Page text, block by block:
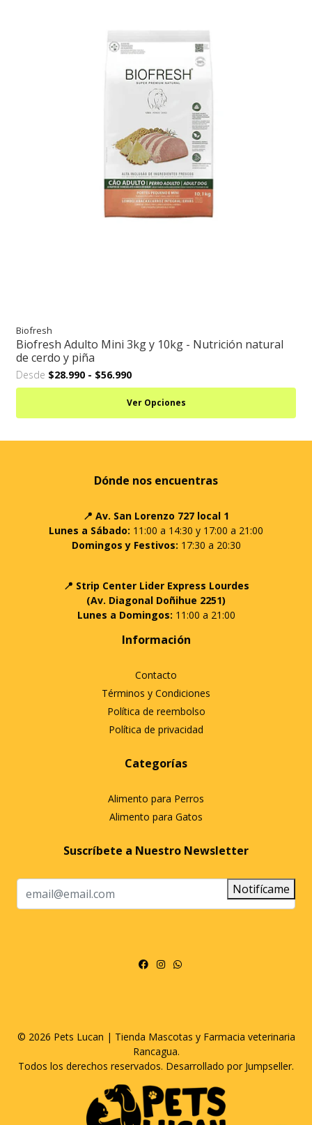
Biofresh
Biofresh Adulto Mini 3kg y 10kg - Nutrición natural
de cerdo y piña
Desde $28.990 - $56.990
Ver Opciones
Dónde nos encuentras
📍 Av. San Lorenzo 727 local 1
Lunes a Sábado: 11:00 a 14:30 y 17:00 a 21:00
Domingos y Festivos: 17:30 a 20:30
📍 Strip Center Lider Express Lourdes
(Av. Diagonal Doñihue 2251)
Lunes a Domingos: 11:00 a 21:00
Información
Contacto
Términos y Condiciones
Política de reembolso
Política de privacidad
Categorías
Alimento para Perros
Alimento para Gatos
Suscríbete a Nuestro Newsletter
Notifícame
© 2026 Pets Lucan | Tienda Mascotas y Farmacia veterinaria
Rancagua.
Todos los derechos reservados. Desarrollado por Jumpseller.